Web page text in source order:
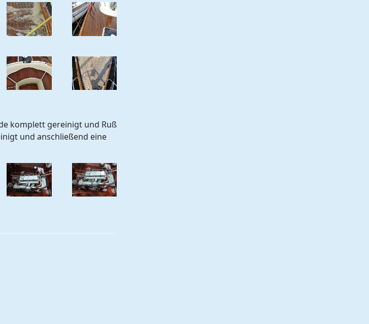
komplett gereinigt und Ruß
und anschließend eine